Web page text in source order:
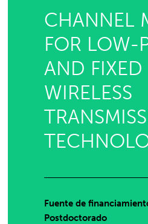
CHANNEL
FOR LOW-
AND FIXED
WIRELESS
Fuente de
Postdoctorado